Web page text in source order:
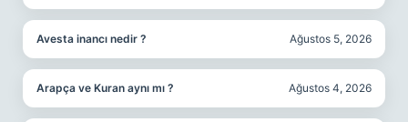
Avesta inancı nedir ? Ağustos 5, 2026
Arapça ve Kuran aynı mı ? Ağustos 4, 2026